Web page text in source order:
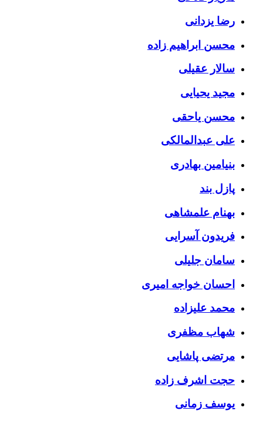
رضا یزدانی
محسن ابراهیم زاده
سالار عقیلی
مجید یحیایی
محسن یاحقی
علی عبدالمالکی
بنیامین بهادری
پازل بند
بهنام علمشاهی
فریدون آسرایی
سامان جلیلی
احسان خواجه امیری
محمد علیزاده
شهاب مظفری
مرتضی پاشایی
حجت اشرف زاده
یوسف زمانی